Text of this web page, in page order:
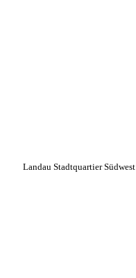
Landau Stadtquartier Südwest